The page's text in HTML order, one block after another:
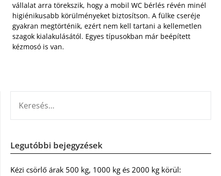
vállalat arra törekszik, hogy a mobil WC bérlés révén minél
higiénikusabb körülményeket biztosítson. A fülke cseréje
gyakran megtörténik, ezért nem kell tartani a kellemetlen
szagok kialakulásától. Egyes típusokban már beépített
kézmosó is van.
Legutóbbi bejegyzések
Kézi csörlő árak 500 kg, 1000 kg és 2000 kg körül: